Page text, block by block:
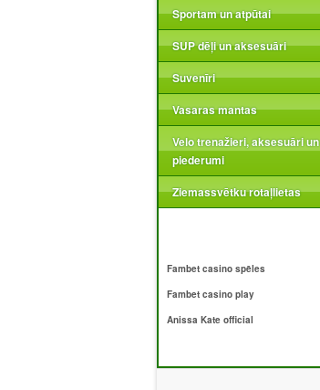
Sportam un atpūtai
SUP dēļi un aksesuāri
Suvenīri
Vasaras mantas
Velo trenažieri, aksesuāri un
piederumi
Ziemassvētku rotaļlietas
Fambet casino spēles
Fambet casino play
Anissa Kate official